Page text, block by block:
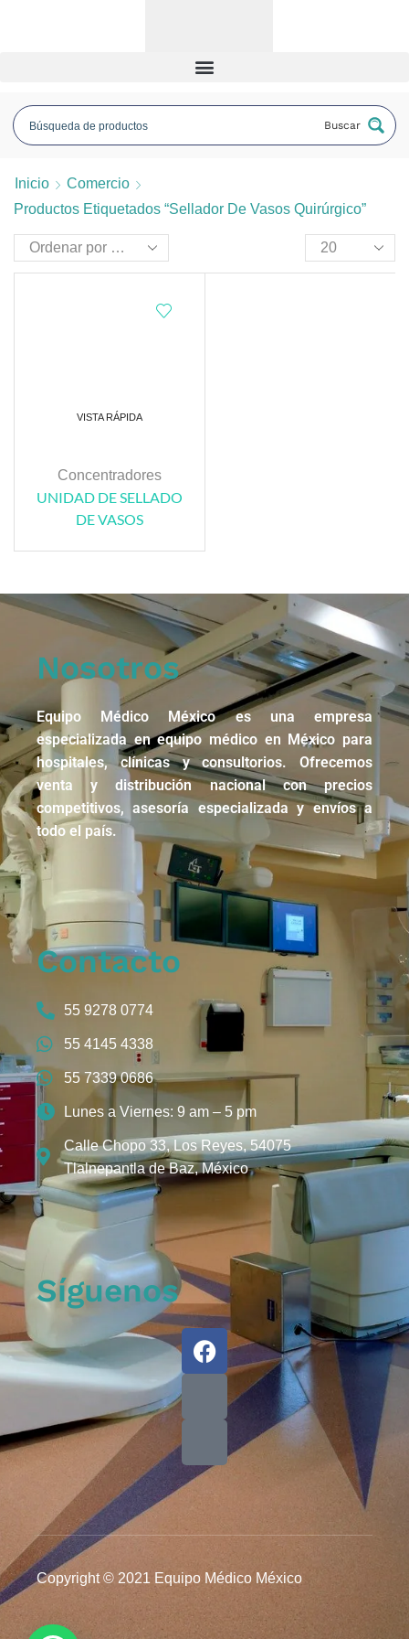
Buscar
Inicio
Comercio
Productos Etiquetados “sellador De Vasos Quirúrgico”
VISTA RÁPIDA
Concentradores
UNIDAD DE SELLADO
DE VASOS
Nosotros
Equipo Médico México es una empresa
especializada en equipo médico en México para
hospitales, clínicas y consultorios. Ofrecemos
venta y distribución nacional con precios
competitivos, asesoría especializada y envíos a
todo el país.
Contacto
55 9278 0774
55 4145 4338
55 7339 0686
Lunes a Viernes: 9 am – 5 pm
Calle Chopo 33, Los Reyes, 54075
Tlalnepantla de Baz, México
Síguenos
Copyright © 2021 Equipo Médico México